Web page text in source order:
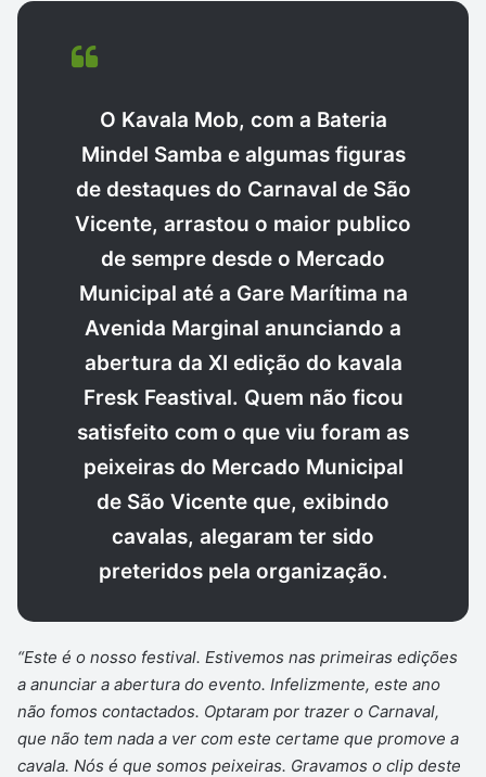
O Kavala Mob, com a Bateria
Mindel Samba e algumas figuras
de destaques do Carnaval de São
Vicente, arrastou o maior publico
de sempre desde o Mercado
Municipal até a Gare Marítima na
Avenida Marginal anunciando a
abertura da XI edição do kavala
Fresk Feastival. Quem não ficou
satisfeito com o que viu foram as
peixeiras do Mercado Municipal
de São Vicente que, exibindo
cavalas, alegaram ter sido
preteridos pela organização.
“Este é o nosso festival. Estivemos nas primeiras edições
a anunciar a abertura do evento. Infelizmente, este ano
não fomos contactados. Optaram por trazer o Carnaval,
que não tem nada a ver com este certame que promove a
cavala. Nós é que somos peixeiras. Gravamos o clip deste